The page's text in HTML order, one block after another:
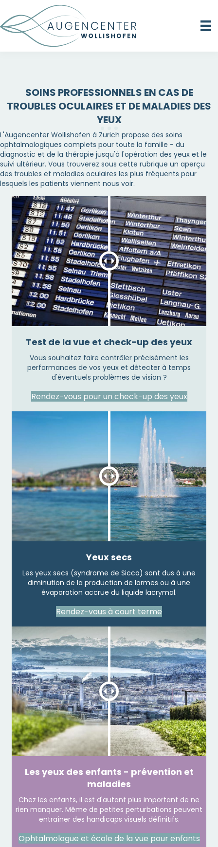
SOINS PROFESSIONNELS EN CAS DE
TROUBLES OCULAIRES ET DE MALADIES DES
YEUX
L'Augencenter Wollishofen à Zurich propose des soins
ophtalmologiques complets pour toute la famille - du
diagnostic et de la thérapie jusqu'à l'opération des yeux et le
suivi ultérieur. Vous trouverez sous cette rubrique un aperçu
des troubles et maladies oculaires les plus fréquents pour
lesquels les patients viennent nous voir.
Test de la vue et check-up des yeux
Vous souhaitez faire contrôler précisément les
performances de vos yeux et détecter à temps
d'éventuels problèmes de vision ?
Rendez-vous pour un check-up des yeux
Yeux secs
Les yeux secs (syndrome de Sicca) sont dus à une
diminution de la production de larmes ou à une
évaporation accrue du liquide lacrymal.
Rendez-vous à court terme
Les yeux des enfants - prévention et
maladies
Chez les enfants, il est d'autant plus important de ne
rien manquer. Même de petites perturbations peuvent
entraîner des handicaps visuels définitifs.
Ophtalmologue et école de la vue pour enfants